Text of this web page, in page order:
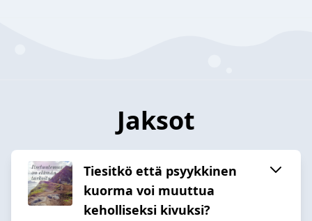
Jaksot
Tiesitkö että psyykkinen
kuorma voi muuttua
keholliseksi kivuksi?